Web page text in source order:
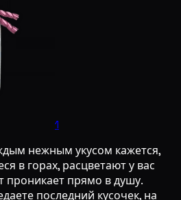
1
нежным укусом кажется,
в горах, расцветают у вас
проникает прямо в душу.
последний кусочек, на